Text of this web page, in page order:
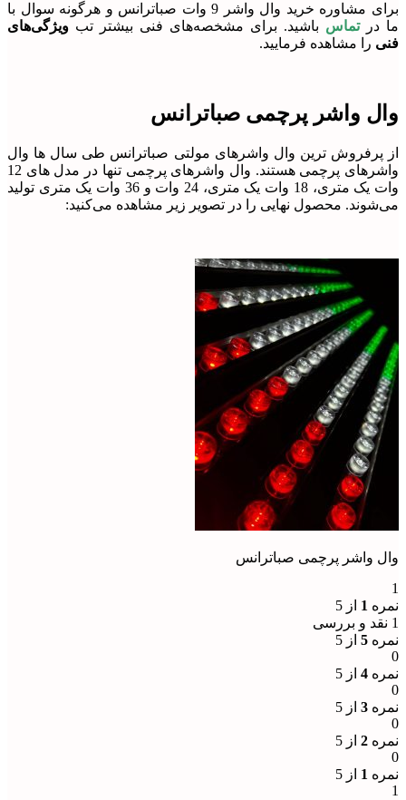
برای مشاوره خرید وال واشر 9 وات صباترانس و هرگونه سوال با
ما در
تماس باشید. برای مشخصه‌های فنی بیشتر تب ویژگی‌های
فنی را مشاهده فرمایید.
وال واشر پرچمی صباترانس
از پرفروش ترین وال واشرهای مولتی صباترانس طی سال ها وال
واشرهای پرچمی هستند. وال واشرهای پرچمی تنها در مدل های 12
وات یک متری، 18 وات یک متری، 24 وات و 36 وات یک متری تولید
می‌شوند. محصول نهایی را در تصویر زیر مشاهده می‌کنید:
وال واشر پرچمی صباترانس
1
نمره 1 از 5
1 نقد و بررسی
نمره 5 از 5
0
نمره 4 از 5
0
نمره 3 از 5
0
نمره 2 از 5
0
نمره 1 از 5
1